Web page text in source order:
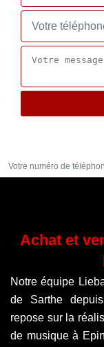
Achat et
Notre équipe
de Sarthe
repose sur la
de musique à